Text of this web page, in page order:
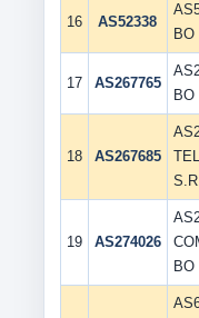
16 AS52338
BO
17 AS267765
BO
18 AS267685
19 AS274026
BO